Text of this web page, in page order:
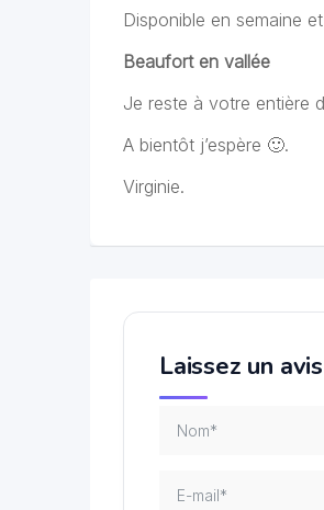
Disponible en semaine
Beaufort en vallée
Je reste à votre entière
A bientôt j’espère 🙂.
Virginie.
Laissez un